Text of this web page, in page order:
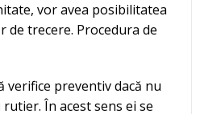
vor avea posibilitatea
de trecere. Procedura de
preventiv dacă nu
În acest sens ei se